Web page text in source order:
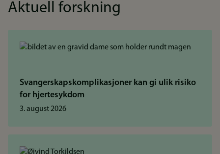
Aktuell forskning
Svangerskapskomplikasjoner kan gi ulik risiko
for hjertesykdom
3. august 2026